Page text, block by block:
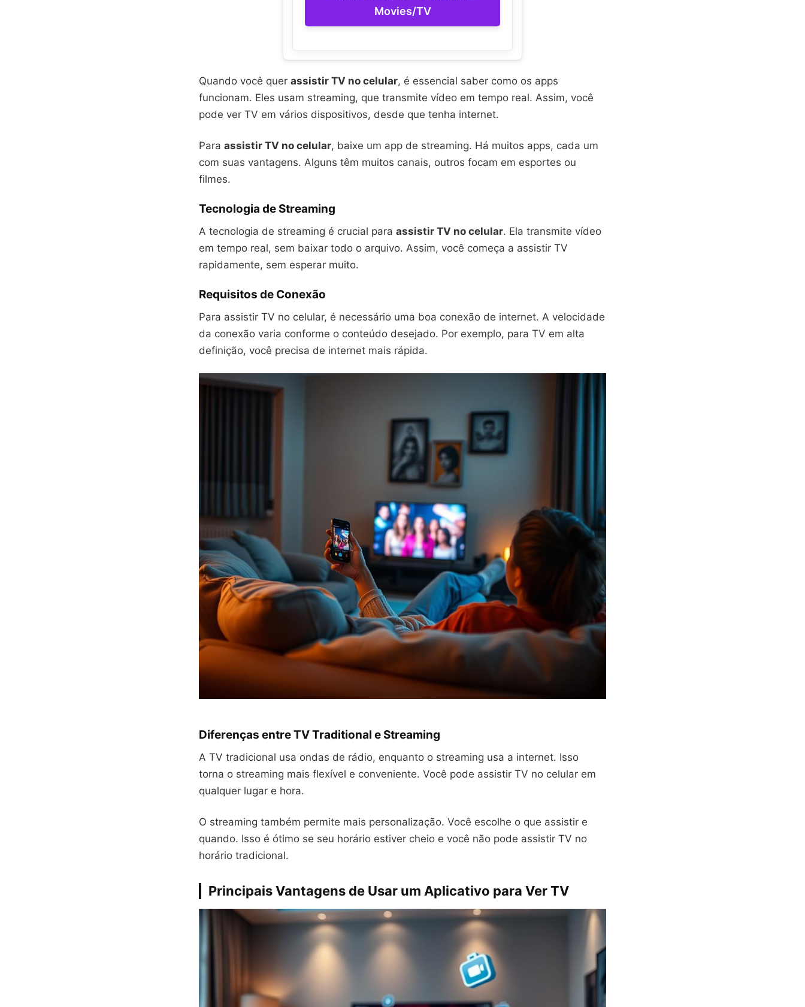
Movies/TV
Quando você quer assistir TV no celular, é essencial saber como os apps
funcionam. Eles usam streaming, que transmite vídeo em tempo real. Assim, você
pode ver TV em vários dispositivos, desde que tenha internet.
Para assistir TV no celular, baixe um app de streaming. Há muitos apps, cada um
com suas vantagens. Alguns têm muitos canais, outros focam em esportes ou
filmes.
Tecnologia de Streaming
A tecnologia de streaming é crucial para assistir TV no celular. Ela transmite vídeo
em tempo real, sem baixar todo o arquivo. Assim, você começa a assistir TV
rapidamente, sem esperar muito.
Requisitos de Conexão
Para assistir TV no celular, é necessário uma boa conexão de internet. A velocidade
da conexão varia conforme o conteúdo desejado. Por exemplo, para TV em alta
definição, você precisa de internet mais rápida.
Diferenças entre TV Traditional e Streaming
A TV tradicional usa ondas de rádio, enquanto o streaming usa a internet. Isso
torna o streaming mais flexível e conveniente. Você pode assistir TV no celular em
qualquer lugar e hora.
O streaming também permite mais personalização. Você escolhe o que assistir e
quando. Isso é ótimo se seu horário estiver cheio e você não pode assistir TV no
horário tradicional.
Principais Vantagens de Usar um Aplicativo para Ver TV